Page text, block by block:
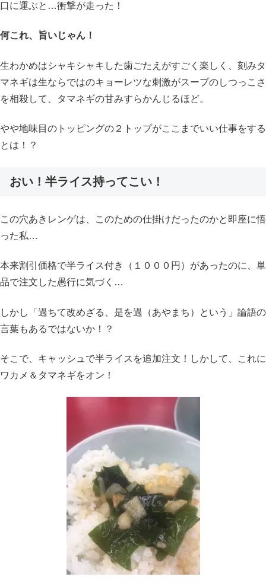
口に運ぶと…衝撃が走った！
何これ、旨いじゃん！
生わかめはシャキシャキした歯ごたえがすごく楽しく、刻みタ
マネギは生ならではのキョーレツな刺激がスープのしつっこさ
を相殺して、タマネギの甘みすらかんじるほど。
やや地味目のトッピングの２トップがここまでいい仕事をする
とは！？
おい！半ライス持ってこい！
この穴あきレンゲは、このための仕掛けだったのかと即座に悟
った私…
本来割引価格で半ライス付き（１０００円）があったのに、単
品で注文した愚行に気づく…
しかし「過ちて改めざる、是を過（あやまち）という」論語の
言葉もあるではないか！？
そこで、キャッシュで半ライスを追加注文！しかして、これに
ワカメ＆タマネギをオン！